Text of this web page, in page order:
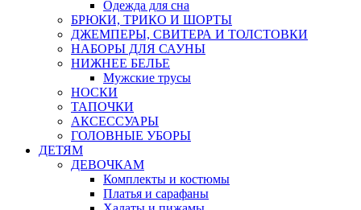
Одежда для сна
БРЮКИ, ТРИКО И ШОРТЫ
ДЖЕМПЕРЫ, СВИТЕРА И ТОЛСТОВКИ
НАБОРЫ ДЛЯ САУНЫ
НИЖНЕЕ БЕЛЬЕ
Мужские трусы
НОСКИ
ТАПОЧКИ
АКСЕССУАРЫ
ГОЛОВНЫЕ УБОРЫ
ДЕТЯМ
ДЕВОЧКАМ
Комплекты и костюмы
Платья и сарафаны